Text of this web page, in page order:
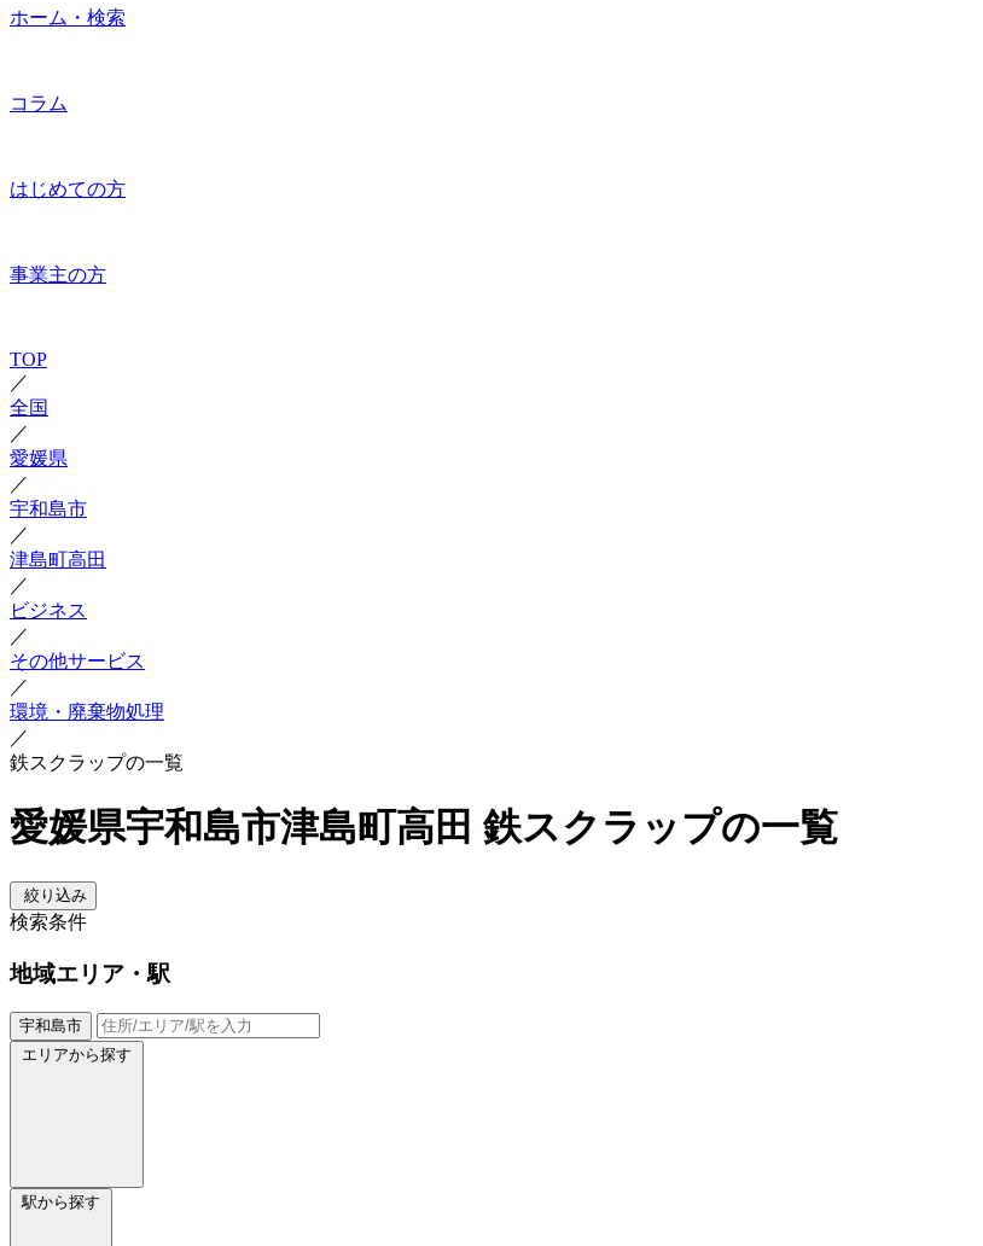
ホーム・検索
コラム
はじめての方
事業主の方
TOP
／
全国
／
愛媛県
／
宇和島市
／
津島町高田
／
ビジネス
／
その他サービス
／
環境・廃棄物処理
／
鉄スクラップの一覧
愛媛県宇和島市津島町高田 鉄スクラップの一覧
絞り込み
検索条件
地域エリア・駅
宇和島市
エリアから探す
駅から探す